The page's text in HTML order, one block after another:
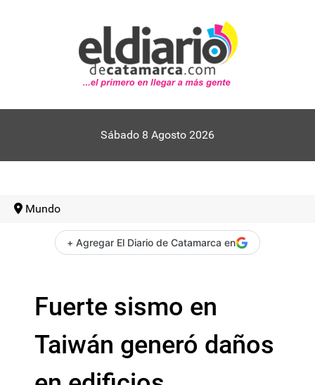
Sábado 8 Agosto 2026
Mundo
+ Agregar El Diario de Catamarca en
Fuerte sismo en
Taiwán generó daños